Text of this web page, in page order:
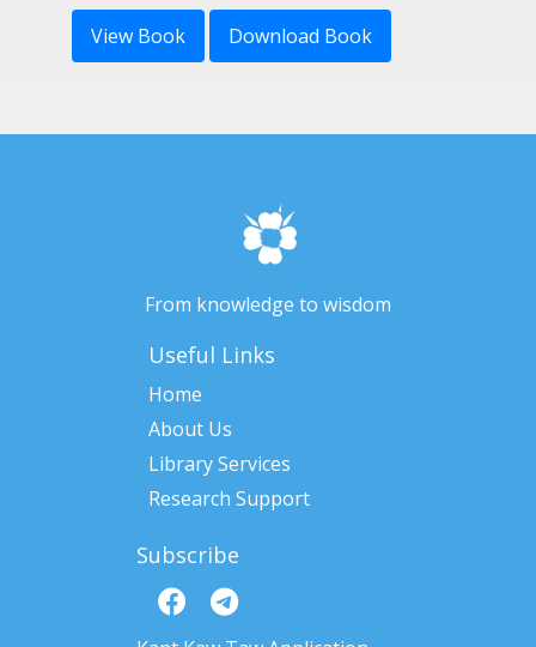
View Book Download Book
From knowledge to wisdom
Useful Links
Home
About Us
Library Services
Research Support
Subscribe